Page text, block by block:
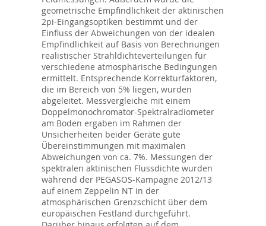
geometrische Empfindlichkeit der aktinischen
2pi-Eingangsoptiken bestimmt und der
Einfluss der Abweichungen von der idealen
Empfindlichkeit auf Basis von Berechnungen
realistischer Strahldichteverteilungen für
verschiedene atmosphärische Bedingungen
ermittelt. Entsprechende Korrekturfaktoren,
die im Bereich von 5% liegen, wurden
abgeleitet. Messvergleiche mit einem
Doppelmonochromator-Spektralradiometer
am Boden ergaben im Rahmen der
Unsicherheiten beider Geräte gute
Übereinstimmungen mit maximalen
Abweichungen von ca. 7%. Messungen der
spektralen aktinischen Flussdichte wurden
während der PEGASOS-Kampagne 2012/13
auf einem Zeppelin NT in der
atmosphärischen Grenzschicht über dem
europäischen Festland durchgeführt.